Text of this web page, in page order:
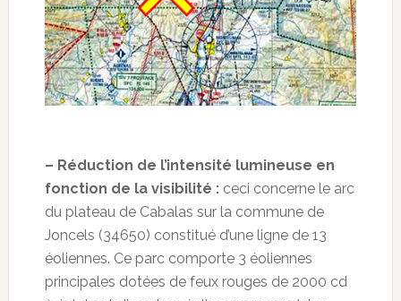
– Réduction de l’intensité lumineuse en
fonction de la visibilité :ceci concerne le arc
du plateau de Cabalas sur la commune de
Joncels (34650) constitué d’une ligne de 13
éoliennes. Ce parc comporte 3 éoliennes
principales dotées de feux rouges de 2000 cd